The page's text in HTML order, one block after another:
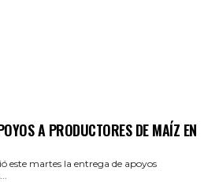
A PRODUCTORES DE MAÍZ EN
este martes la entrega de apoyos